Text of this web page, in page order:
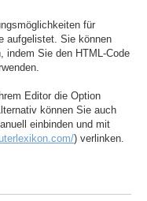
für
aufgelistet. Sie können
indem Sie den HTML-Code
Editor die Option
können Sie auch
einbinden und mit
) verlinken.